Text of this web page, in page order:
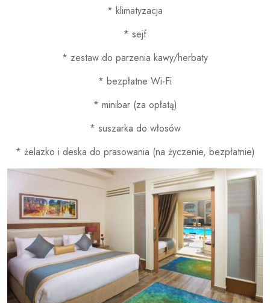
* klimatyzacja
* sejf
* zestaw do parzenia kawy/herbaty
* bezpłatne Wi-Fi
* minibar (za opłatą)
* suszarka do włosów
* żelazko i deska do prasowania (na życzenie, bezpłatnie)